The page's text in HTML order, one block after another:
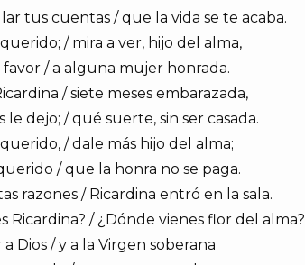
tus cuentas / que la vida se te acaba.
/ mira a ver, hijo del alma,
/ a alguna mujer honrada.
/ siete meses embarazada,
le dejo; / qué suerte, sin ser casada.
/ dale más hijo del alma;
/ que la honra no se paga.
razones / Ricardina entró en la sala.
Ricardina? / ¿Dónde vienes flor del alma?
Dios / y a la Virgen soberana